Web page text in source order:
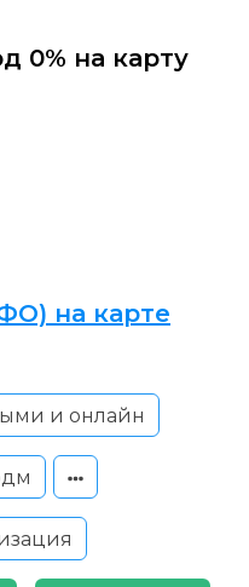
0% на карту
на карте
и онлайн